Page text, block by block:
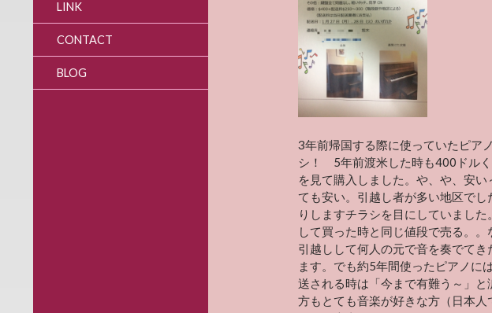
3年前帰国する際に使っていたピア
シ！ 5年前渡米した時も400ドル
を見て購入しました。や、や、安
ても安い。引越し者が多い地区で
りしますチラシを目にしていまし
して買った時と同じ値段で売る。
引越しして何人の元で音を奏でて
ます。でも約5年間使ったピアノに
送される時は「今まで有難う～」
方もとても音楽が好きな方（日本
LINK
CONTACT
BLOG